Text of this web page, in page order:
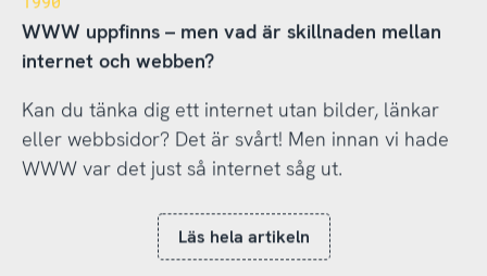
WWW uppfinns – men vad är skillnaden mellan
internet och webben?
Kan du tänka dig ett internet utan bilder, länkar
eller webbsidor? Det är svårt! Men innan vi hade
WWW var det just så internet såg ut.
Läs hela artikeln